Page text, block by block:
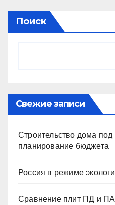
Поиск
Свежие записи
Строительство дома
планирование бюджета
Россия в режиме
Сравнение плит ПД и